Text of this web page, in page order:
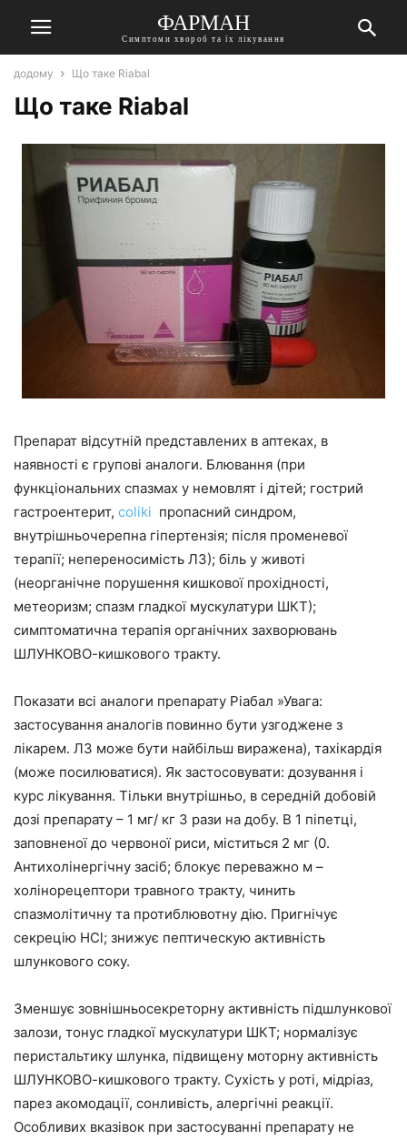
ФАРМАН
Симптоми хвороб та їх лікування
додому Що таке Riabal
Що таке Riabal
Препарат відсутній представлених в аптеках, в
наявності є групові аналоги. Блювання (при
функціональних спазмах у немовлят і дітей; гострий
гастроентерит, coliki пропасний синдром,
внутрішньочерепна гіпертензія; після променевої
терапії; непереносимість ЛЗ); біль у животі
(неорганічне порушення кишкової прохідності,
метеоризм; спазм гладкої мускулатури ШКТ);
симптоматична терапія органічних захворювань
ШЛУНКОВО-кишкового тракту.
Показати всі аналоги препарату Ріабал »Увага:
застосування аналогів повинно бути узгоджене з
лікарем. ЛЗ може бути найбільш виражена), тахікардія
(може посилюватися). Як застосовувати: дозування і
курс лікування. Тільки внутрішньо, в середній добовій
дозі препарату – 1 мг/ кг 3 рази на добу. В 1 піпетці,
заповненої до червоної риси, міститься 2 мг (0.
Антихолінергічну засіб; блокує переважно м –
холінорецептори травного тракту, чинить
спазмолітичну та протиблювотну дію. Пригнічує
секрецію HCl; знижує пептическую активність
шлункового соку.
Зменшує зовнішньосекреторну активність підшлункової
залози, тонус гладкої мускулатури ШКТ; нормалізує
перистальтику шлунка, підвищену моторну активність
ШЛУНКОВО-кишкового тракту. Сухість у роті, мідріаз,
парез акомодації, сонливість, алергічні реакції.
Особливих вказівок при застосуванні препарату не